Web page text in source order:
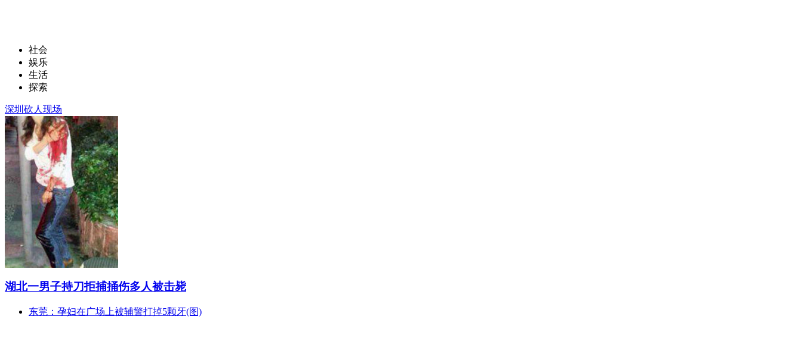
社会
娱乐
生活
探索
深圳砍人现场
湖北一男子持刀拒捕捅伤多人被击毙
东莞：孕妇在广场上被辅警打掉5颗牙(图)